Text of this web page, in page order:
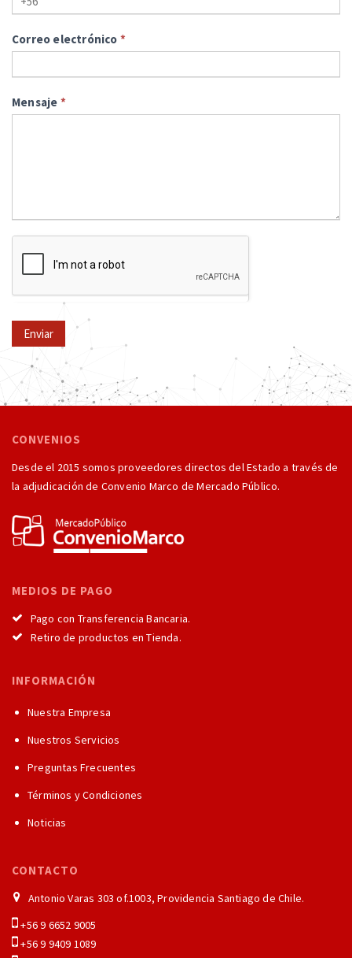
Correo electrónico *
Mensaje *
Enviar
CONVENIOS
Desde el 2015 somos proveedores directos del Estado a través de
la adjudicación de Convenio Marco de Mercado Público.
MEDIOS DE PAGO
Pago con Transferencia Bancaria.
Retiro de productos en Tienda.
INFORMACIÓN
Nuestra Empresa
Nuestros Servicios
Preguntas Frecuentes
Términos y Condiciones
Noticias
CONTACTO
Antonio Varas 303 of.1003, Providencia Santiago de Chile.
+56 9 6652 9005
+56 9 9409 1089